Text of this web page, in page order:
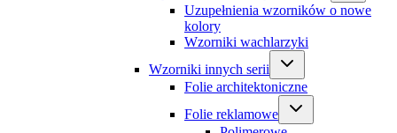
Uzupełnienia wzorników o nowe
kolory
Wzorniki wachlarzyki
Wzorniki innych serii
Folie architektoniczne
Folie reklamowe